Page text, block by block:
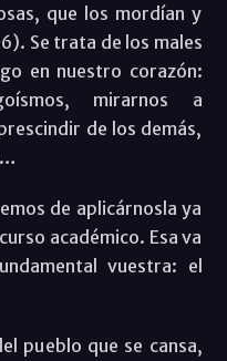
que los mordían y
Se trata de los males
en nuestro corazón:
mirarnos a
de los demás,
de aplicárnosla ya
académico. Esa va
vuestra: el
pueblo que se cansa,